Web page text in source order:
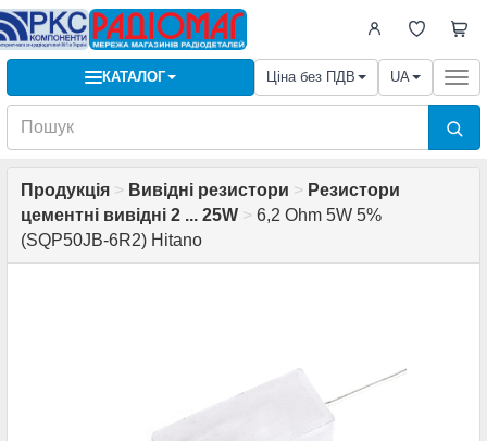
КАТАЛОГ Ціна без ПДВ UA
Продукція > Вивідні резистори > Резистори
цементні вивідні 2 ... 25W > 6,2 Ohm 5W 5%
(SQP50JB-6R2) Hitano